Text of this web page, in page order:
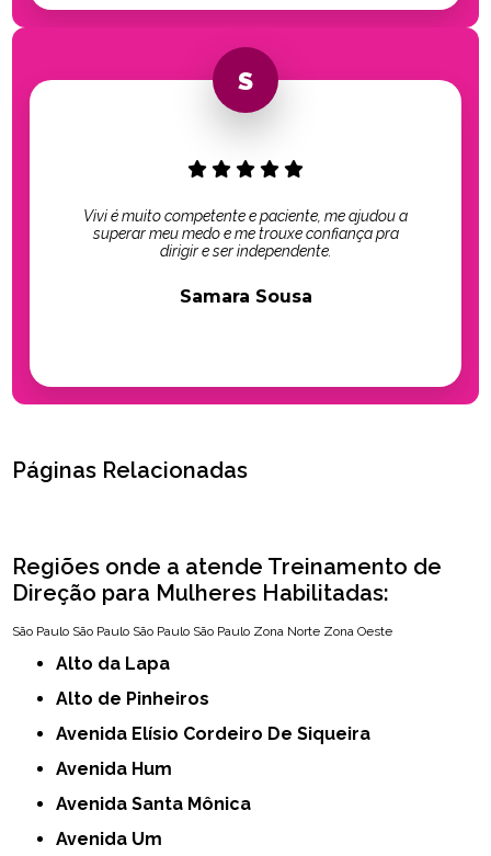
Vivi é muito competente e paciente, me ajudou a
superar meu medo e me trouxe confiança pra
dirigir e ser independente.
Samara Sousa
Páginas Relacionadas
Regiões onde a atende Treinamento de
Direção para Mulheres Habilitadas:
São Paulo São Paulo São Paulo São Paulo Zona Norte Zona Oeste
Alto da Lapa
Alto de Pinheiros
Avenida Elísio Cordeiro De Siqueira
Avenida Hum
Avenida Santa Mônica
Avenida Um